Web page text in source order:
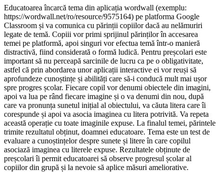
Educatoarea încarcă tema din aplicația wordwall (exemplu:
https://wordwall.net/ro/resource/9575164) pe platforma Google
Classroom și va comunica cu părinții copiilor dacă au nelămuriri
legate de temă. Copiii vor primi sprijinul părinților în accesarea
temei pe platformă, apoi singuri vor efectua temă într-o manieră
distractivă, fiind considerată o formă ludică. Pentru preșcolari este
important să nu perceapă sarcinile de lucru ca pe o obligativitate,
astfel că prin abordarea unor aplicații interactive ei vor reuși să
aprofundeze cunoștințe și abilități care să-i conducă mult mai ușor
spre progres școlar. Fiecare copil vor denumi obiectele din imagini,
apoi va lua pe rând fiecare imagine și o va denumi din nou, după
care va pronunța sunetul inițial al obiectului, va căuta litera care îi
corespunde și apoi va asocia imaginea cu litera potrivită. Va repeta
această operație cu toate imaginile expuse. La finalul temei, părintele
trimite rezultatul obținut, doamnei educatoare. Tema este un test de
evaluare a cunoștințelor despre sunete și litere în care copilul
asociază imaginea cu literele expuse. Rezultatele obținute de
preșcolari îi permit educatoarei să observe progresul școlar al
copiilor din grupă și la nevoie să aplice măsuri ameliorative.